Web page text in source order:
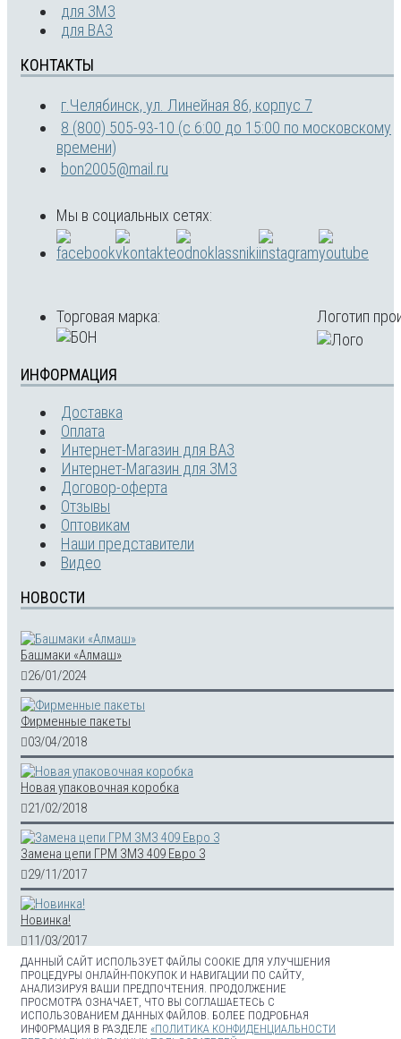
ДАННЫЙ САЙТ ИСПОЛЬЗУЕТ ФАЙЛЫ COOKIE ДЛЯ УЛУЧШЕНИЯ
ПРОЦЕДУРЫ ОНЛАЙН-ПОКУПОК И НАВИГАЦИИ ПО САЙТУ,
АНАЛИЗИРУЯ ВАШИ ПРЕДПОЧТЕНИЯ. ПРОДОЛЖЕНИЕ
ПРОСМОТРА ОЗНАЧАЕТ, ЧТО ВЫ СОГЛАШАЕТЕСЬ С
ИСПОЛЬЗОВАНИЕМ ДАННЫХ ФАЙЛОВ. БОЛЕЕ ПОДРОБНАЯ
ИНФОРМАЦИЯ В РАЗДЕЛЕ «ПОЛИТИКА КОНФИДЕНЦИАЛЬНОСТИ
для ЗМЗ
для ВАЗ
КОНТАКТЫ
г.Челябинск, ул. Линейная 86, корпус 7
8 (800) 505-93-10 (с 6:00 до 15:00 по московскому
времени)
bon2005@mail.ru
Мы в социальных сетях:
Торговая марка: Логотип
ИНФОРМАЦИЯ
Доставка
Оплата
Интернет-Магазин для ВАЗ
Интернет-Магазин для ЗМЗ
Договор-оферта
Отзывы
Оптовикам
Наши представители
Видео
НОВОСТИ
Башмаки «Алмаш»
26/01/2024
Фирменные пакеты
03/04/2018
Новая упаковочная коробка
21/02/2018
Замена цепи ГРМ ЗМЗ 409 Евро 3
29/11/2017
Новинка!
11/03/2017
Автозапчасти для двигателей ЗМЗ 405/406/409, ВАЗ
21214/2123/2101/2103/2106. © 2003 - 2026 г.